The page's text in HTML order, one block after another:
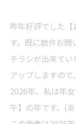
昨年好評でした
す。既に数件お
チラシが出来て
アップしますので
2026年、私は年
午】の年です。(